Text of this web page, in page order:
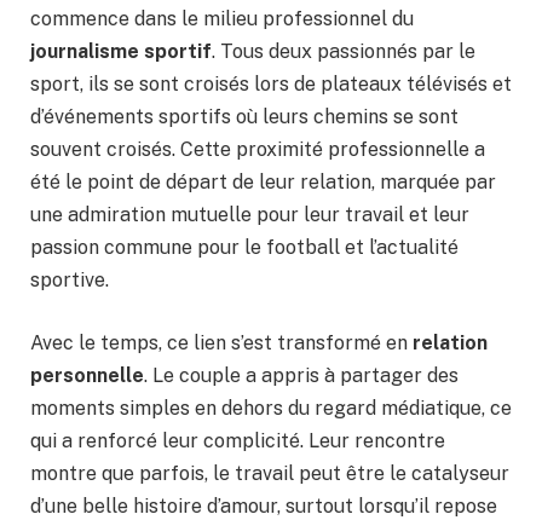
commence dans le milieu professionnel du
journalisme sportif. Tous deux passionnés par le
sport, ils se sont croisés lors de plateaux télévisés et
d’événements sportifs où leurs chemins se sont
souvent croisés. Cette proximité professionnelle a
été le point de départ de leur relation, marquée par
une admiration mutuelle pour leur travail et leur
passion commune pour le football et l’actualité
sportive.
Avec le temps, ce lien s’est transformé en relation
personnelle. Le couple a appris à partager des
moments simples en dehors du regard médiatique, ce
qui a renforcé leur complicité. Leur rencontre
montre que parfois, le travail peut être le catalyseur
d’une belle histoire d’amour, surtout lorsqu’il repose